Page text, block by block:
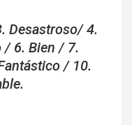
Desastroso/ 4.
/ 6. Bien / 7.
/ 10.